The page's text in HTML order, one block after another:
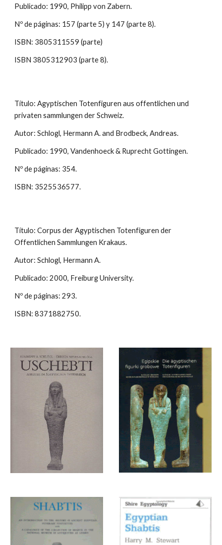
Publicado: 1990, Philipp von Zabern.
Nº de páginas: 157 (parte 5) y 147 (parte 8).
ISBN: 3805311559 (parte)
ISBN 3805312903 (parte 8).
Título: Agyptischen Totenfiguren aus offentlichen und
privaten sammlungen der Schweiz.
Autor: Schlogl, Hermann A. and Brodbeck, Andreas.
Publicado: 1990, Vandenhoeck & Ruprecht Gottingen.
Nº de páginas: 354.
ISBN: 3525536577.
Título: Corpus der Agyptischen Totenfiguren der
Offentlichen Sammlungen Krakaus.
Autor: Schlogl, Hermann A.
Publicado: 2000, Freiburg University.
Nº de páginas: 293.
ISBN: 8371882750.